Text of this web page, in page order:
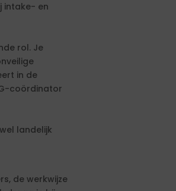
intake- en
rol. Je
in de
coördinator
landelijk
de werkwijze